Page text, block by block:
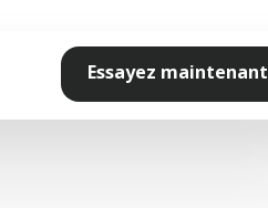
Essayez maintenant